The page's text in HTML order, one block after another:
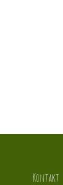
Kontakt